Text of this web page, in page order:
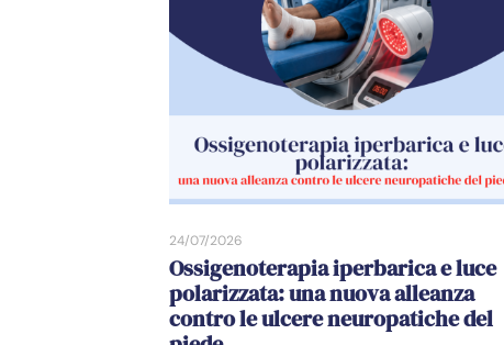
24/07/2026
Ossigenoterapia iperbarica e luce
polarizzata: una nuova alleanza
contro le ulcere neuropatiche del